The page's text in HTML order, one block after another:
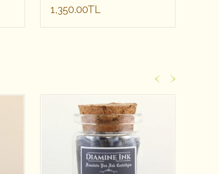
1,350.00TL